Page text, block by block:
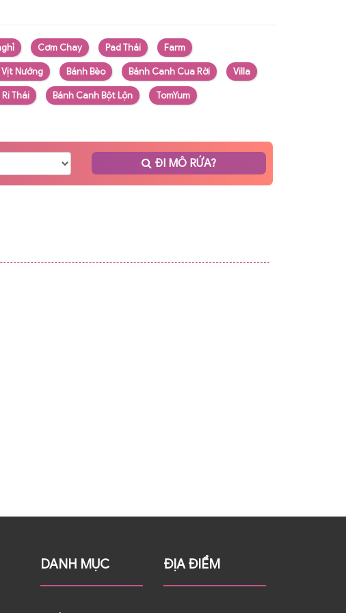
Cơm Chay Pad Thái Farm
Vịt Nướng Bánh Bèo Bánh Canh Cua Rời Villa
Thái Bánh Canh Bột Lộn TomYum
ĐI MÔ RỨA?
DANH MỤC ĐỊA ĐIỂM